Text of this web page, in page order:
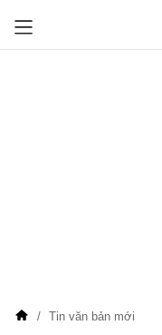
Tin văn bản mới